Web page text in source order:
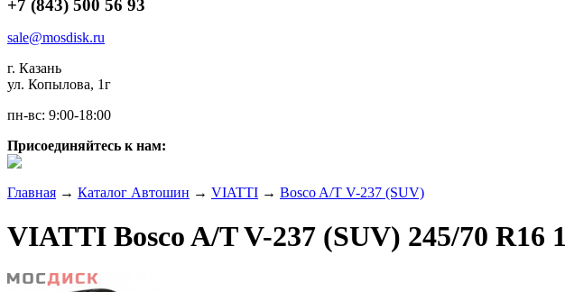
+7 (843) 500 56 93
sale@mosdisk.ru
г. Казань
ул. Копылова, 1г
пн-вс: 9:00-18:00
Присоединяйтесь к нам:
Главная → Каталог Автошин → VIATTI → Bosco A/T V-237 (SUV)
VIATTI Bosco A/T V-237 (SUV) 245/70 R16